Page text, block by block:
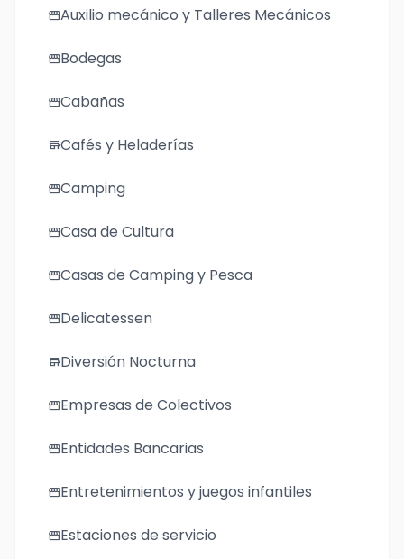
storefrontAuxilio mecánico y Talleres Mecánicos
storefrontBodegas
storefrontCabañas
storeCafés y Heladerías
storefrontCamping
storefrontCasa de Cultura
storefrontCasas de Camping y Pesca
storefrontDelicatessen
storeDiversión Nocturna
storefrontEmpresas de Colectivos
storefrontEntidades Bancarias
storefrontEntretenimientos y juegos infantiles
storefrontEstaciones de servicio